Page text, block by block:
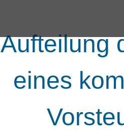
Aufteilung
eines